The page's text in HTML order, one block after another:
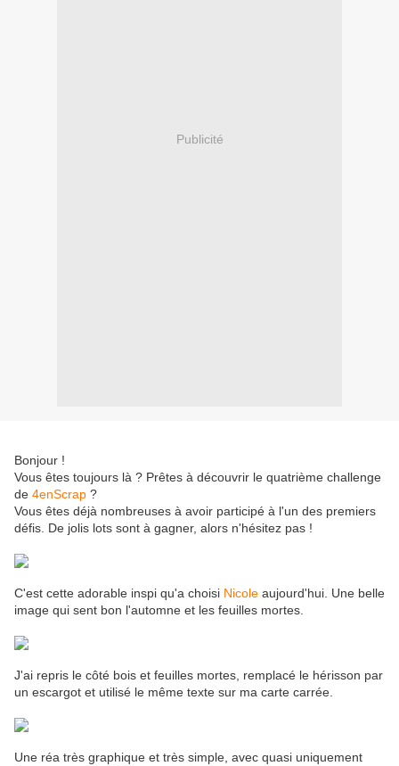
Publicité
Bonjour !
Vous êtes toujours là ? Prêtes à découvrir le quatrième challenge
de 4enScrap ?
Vous êtes déjà nombreuses à avoir participé à l'un des premiers
défis. De jolis lots sont à gagner, alors n'hésitez pas !
C'est cette adorable inspi qu'a choisi Nicole aujourd'hui. Une belle
image qui sent bon l'automne et les feuilles mortes.
J'ai repris le côté bois et feuilles mortes, remplacé le hérisson par
un escargot et utilisé le même texte sur ma carte carrée.
Une réa très graphique et très simple, avec quasi uniquement